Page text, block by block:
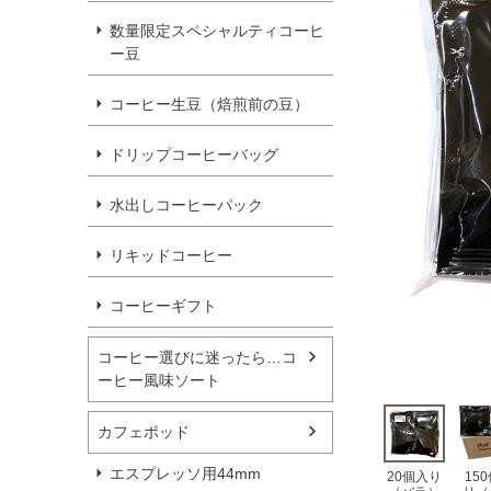
数量限定スペシャルティコーヒ
ー豆
コーヒー生豆（焙煎前の豆）
ドリップコーヒーバッグ
水出しコーヒーパック
リキッドコーヒー
コーヒーギフト
コーヒー選びに迷ったら…コ
ーヒー風味ソート
カフェポッド
エスプレッソ用44mm
20個入り
150